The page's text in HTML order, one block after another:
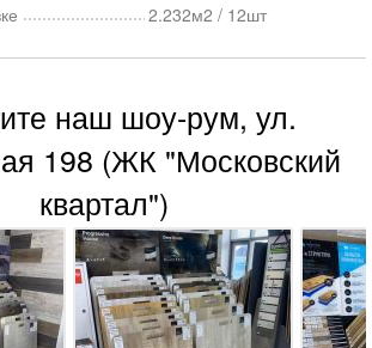
2.232м2 / 12шт
наш шоу-рум, ул.
198 (ЖК "Московский
квартал")